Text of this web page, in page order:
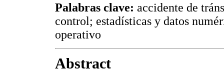
Palabras clave: accidente de
control; estadísticas y datos
operativo
Abstract